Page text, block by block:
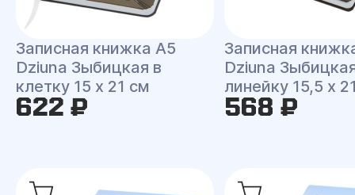
Записная книжка A5
Dziuna Зыбицкая в
клетку 15 x 21 см
622 ₽
Записная
Dziuna
линейку 15,5 x
568 ₽